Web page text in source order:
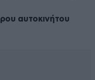
αυτοκινήτου